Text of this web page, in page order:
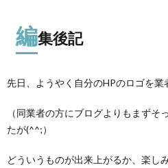
編集後記
先日、ようやく自分のHPのロゴを業
（同業者の方にブログよりもまずそ
たが(^^;）
どういうものが出来上がるか、楽しみ